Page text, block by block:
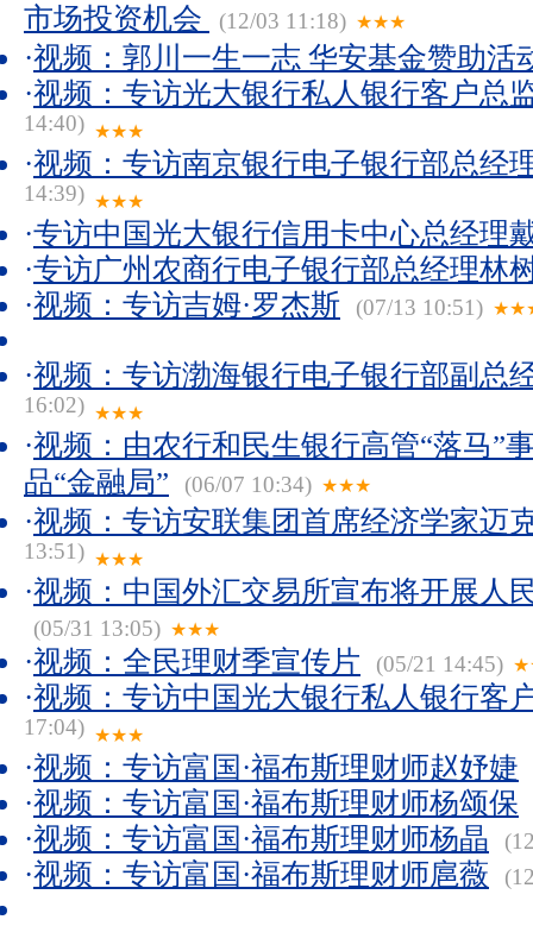
市场投资机会
(12/03 11:18) ★★★
·视频：郭川一生一志 华安基金赞助活
·视频：专访光大银行私人银行客户总
14:40) ★★★
·视频：专访南京银行电子银行部总经
14:39) ★★★
·专访中国光大银行信用卡中心总经理
·专访广州农商行电子银行部总经理林
·视频：专访吉姆·罗杰斯 (07/13 10:51)
·视频：专访渤海银行电子银行部副总
16:02) ★★★
·视频：由农行和民生银行高管“落马”
品“金融局”
(06/07 10:34) ★★★
·视频：专访安联集团首席经济学家迈
13:51) ★★★
·视频：中国外汇交易所宣布将开展人
(05/31 13:05) ★★★
·视频：全民理财季宣传片 (05/21 14:45)
·视频：专访中国光大银行私人银行客
17:04) ★★★
·视频：专访富国·福布斯理财师赵妤婕
·视频：专访富国·福布斯理财师杨颂保
·视频：专访富国·福布斯理财师杨晶
·视频：专访富国·福布斯理财师扈薇